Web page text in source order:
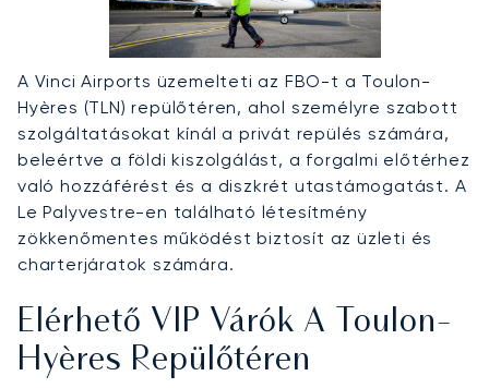
A Vinci Airports üzemelteti az FBO-t a Toulon-
Hyères (TLN) repülőtéren, ahol személyre szabott
szolgáltatásokat kínál a privát repülés számára,
beleértve a földi kiszolgálást, a forgalmi előtérhez
való hozzáférést és a diszkrét utastámogatást. A
Le Palyvestre-en található létesítmény
zökkenőmentes működést biztosít az üzleti és
charterjáratok számára.
Elérhető VIP Várók A Toulon-
Hyères Repülőtéren